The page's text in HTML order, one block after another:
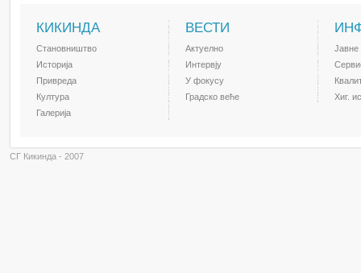
КИКИНДА
Становништво
Историја
Привреда
Култура
Галерија
ВЕСТИ
Актуелно
Интервју
У фокусу
Градско веће
Јавне
Хиг.
СГ Кикинда - 2007